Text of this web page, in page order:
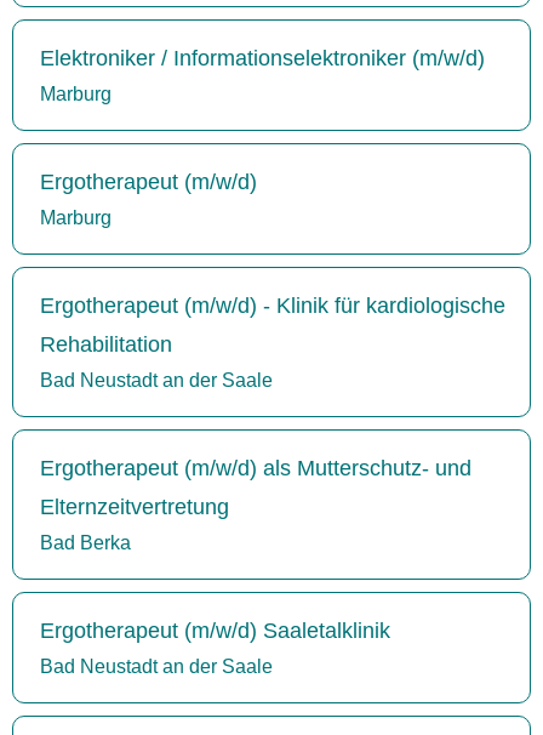
Elektroniker / Informationselektroniker (m/w/d)
Marburg
Ergotherapeut (m/w/d)
Marburg
Ergotherapeut (m/w/d) - Klinik für kardiologische
Rehabilitation
Bad Neustadt an der Saale
Ergotherapeut (m/w/d) als Mutterschutz- und
Elternzeitvertretung
Bad Berka
Ergotherapeut (m/w/d) Saaletalklinik
Bad Neustadt an der Saale